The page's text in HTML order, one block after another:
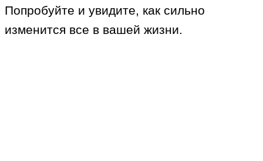
Попробуйте и увидите, как сильно
изменится все в вашей жизни.